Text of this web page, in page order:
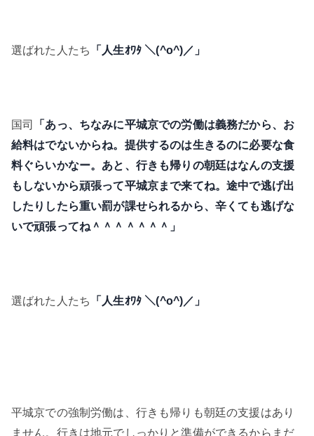
選ばれた人たち 「人生ｵﾜﾀ ＼(^o^)／」
国司
「あっ、ちなみに平城京での労働は義務だから、お
給料はでないからね。提供するのは生きるのに必要な食
料ぐらいかなー。あと、行きも帰りの朝廷はなんの支援
もしないから頑張って平城京まで来てね。途中で逃げ出
したりしたら重い罰が課せられるから、辛くても逃げな
いで頑張ってね＾＾＾＾＾＾＾」
選ばれた人たち 「人生ｵﾜﾀ ＼(^o^)／」
平城京での強制労働は、行きも帰りも朝廷の支援はあり
ません。行きは地元でしっかりと準備ができるからまだ